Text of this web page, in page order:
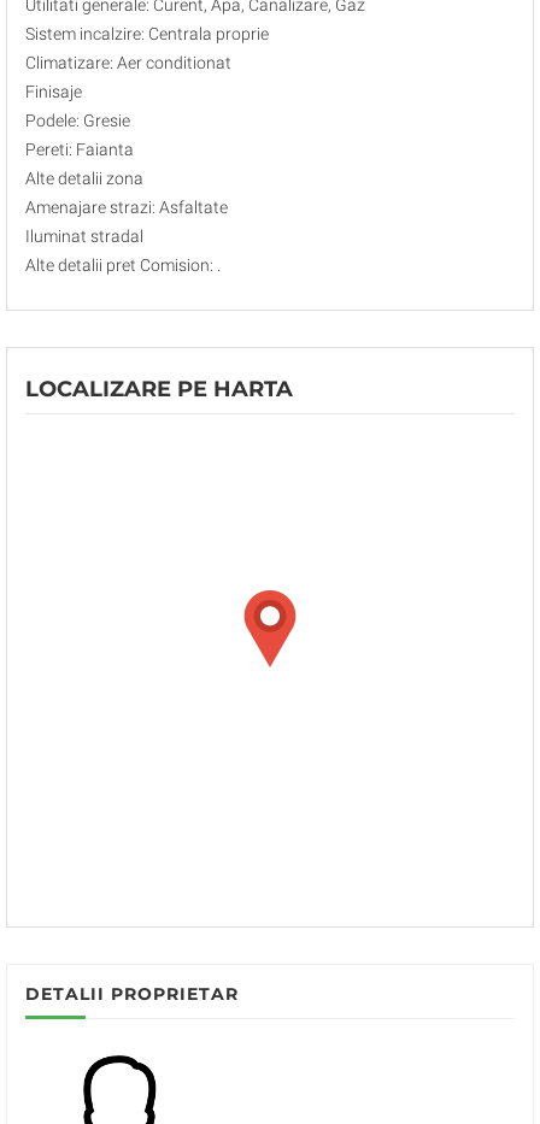
Utilitati generale: Curent, Apa, Canalizare, Gaz
Sistem incalzire: Centrala proprie
Climatizare: Aer conditionat
Finisaje
Podele: Gresie
Pereti: Faianta
Alte detalii zona
Amenajare strazi: Asfaltate
Iluminat stradal
Alte detalii pret Comision: .
LOCALIZARE PE HARTA
DETALII PROPRIETAR